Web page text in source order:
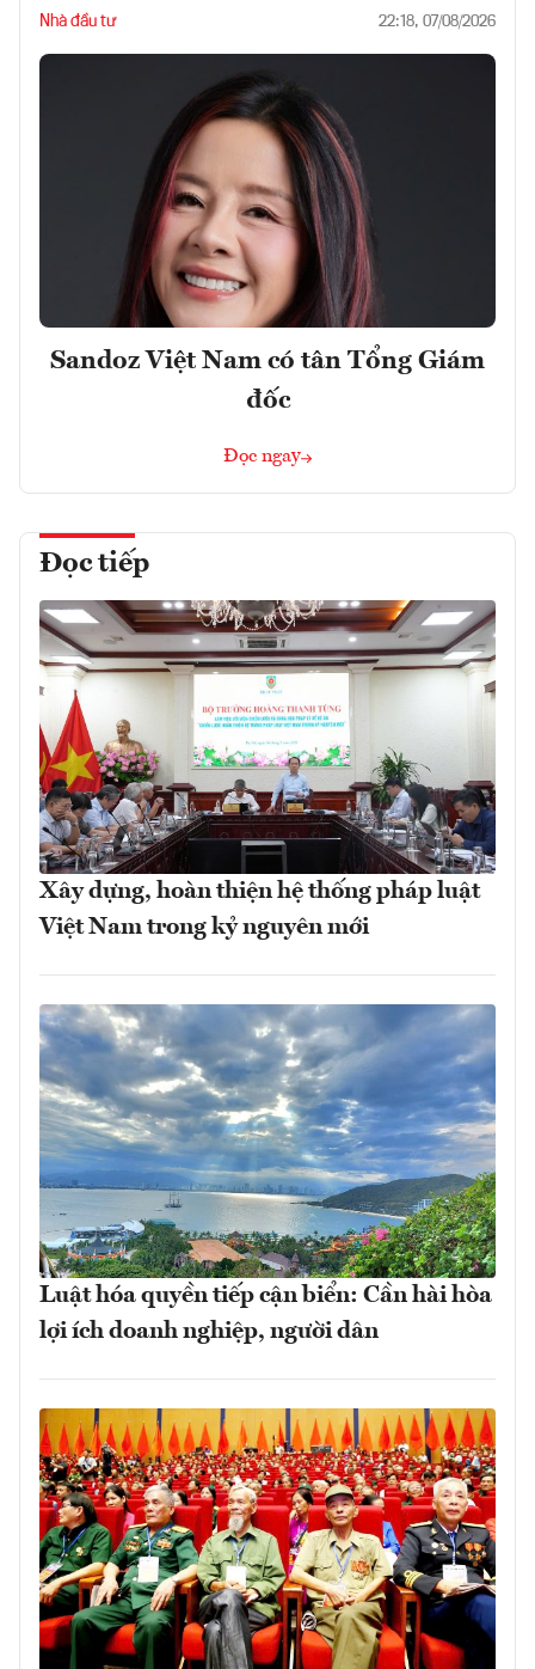
Nhà đầu tư 22:18, 07/08/2026
Sandoz Việt Nam có tân Tổng Giám
đốc
Đọc ngay
Đọc tiếp
Xây dựng, hoàn thiện hệ thống pháp luật
Việt Nam trong kỷ nguyên mới
Luật hóa quyền tiếp cận biển: Cần hài hòa
lợi ích doanh nghiệp, người dân